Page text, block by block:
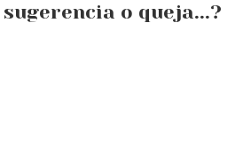
o queja...?